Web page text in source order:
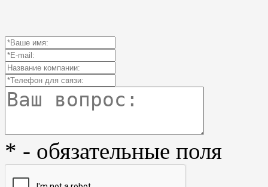
* - обязательные поля